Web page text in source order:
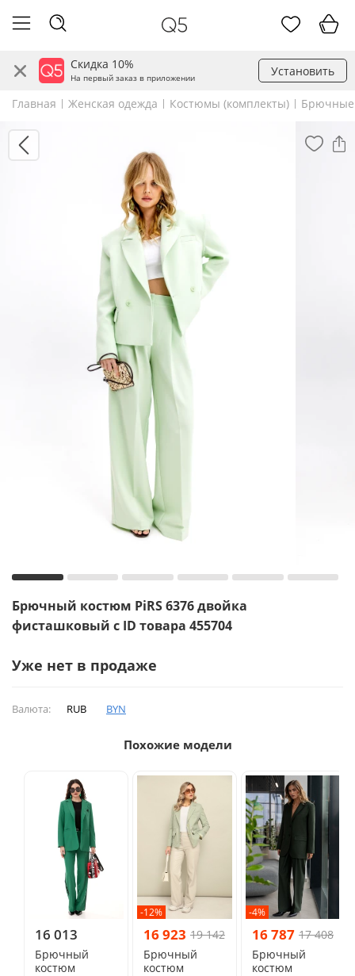
Скидка 10%
На первый заказ в приложении Установить
Главная Женская одежда Костюмы (комплекты)
Брючный костюм PiRS 6376 двойка
фисташковый с ID товара 455704
Уже нет в продаже
Валюта: RUB BYN
Похожие модели
16 013
Брючный
костюм
-12%
16 923 19 142
Брючный
костюм
-4%
16 787 17 408
Брючный
костюм